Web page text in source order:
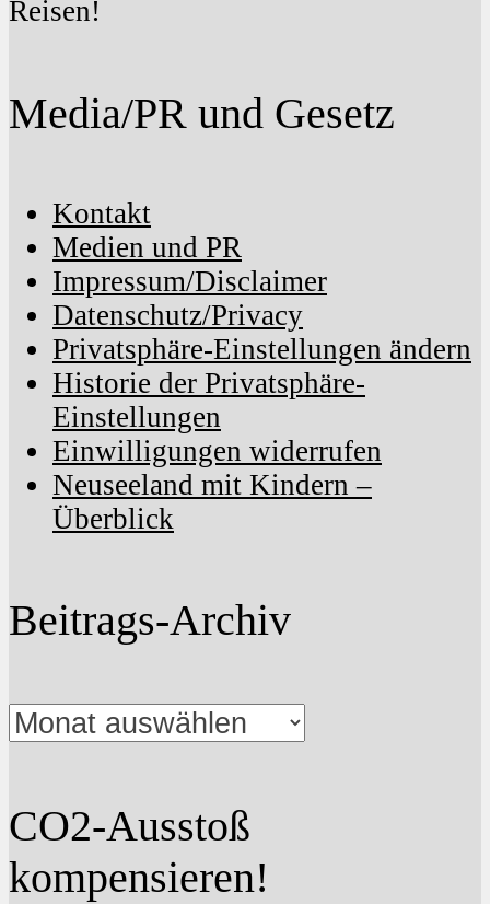
Reisen!
Media/PR und Gesetz
Kontakt
Medien und PR
Impressum/Disclaimer
Datenschutz/Privacy
Privatsphäre-Einstellungen ändern
Historie der Privatsphäre-
Einstellungen
Einwilligungen widerrufen
Neuseeland mit Kindern –
Überblick
Beitrags-Archiv
Beitrags-
Archiv
CO2-Ausstoß
kompensieren!